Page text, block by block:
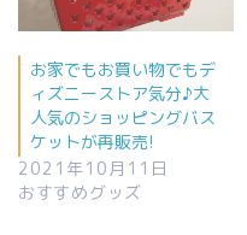
お家でもお買い物でもデ
ィズニーストア気分♪大
人気のショッピングバス
ケットが再販売!
2021年10月11日
おすすめグッズ